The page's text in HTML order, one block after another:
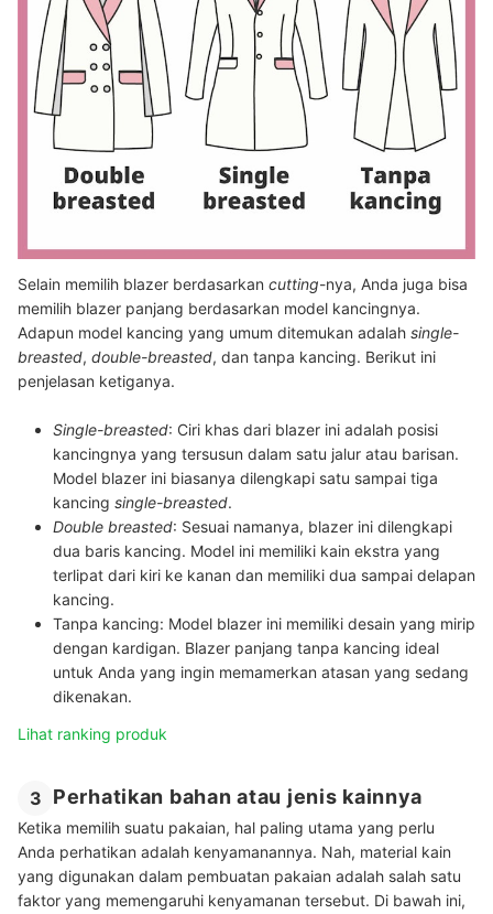
Selain memilih blazer berdasarkan cutting-nya, Anda juga bisa
memilih blazer panjang berdasarkan model kancingnya.
Adapun model kancing yang umum ditemukan adalah single-
breasted, double-breasted, dan tanpa kancing. Berikut ini
penjelasan ketiganya.
Single-breasted: Ciri khas dari blazer ini adalah posisi
kancingnya yang tersusun dalam satu jalur atau barisan.
Model blazer ini biasanya dilengkapi satu sampai tiga
kancing single-breasted.
Double breasted: Sesuai namanya, blazer ini dilengkapi
dua baris kancing. Model ini memiliki kain ekstra yang
terlipat dari kiri ke kanan dan memiliki dua sampai delapan
kancing.
Tanpa kancing: Model blazer ini memiliki desain yang mirip
dengan kardigan. Blazer panjang tanpa kancing ideal
untuk Anda yang ingin memamerkan atasan yang sedang
dikenakan.
Lihat ranking produk
3 Perhatikan bahan atau jenis kainnya
Ketika memilih suatu pakaian, hal paling utama yang perlu
Anda perhatikan adalah kenyamanannya. Nah, material kain
yang digunakan dalam pembuatan pakaian adalah salah satu
faktor yang memengaruhi kenyamanan tersebut. Di bawah ini,